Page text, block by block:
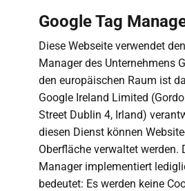
Google Tag
Diese Webseite verwendet
Manager des Unternehmens
den europäischen Raum ist
Google Ireland Limited
Street Dublin 4, Irland)
diesen Dienst können
Oberfläche verwaltet werden.
Manager implementiert
bedeutet: Es werden keine